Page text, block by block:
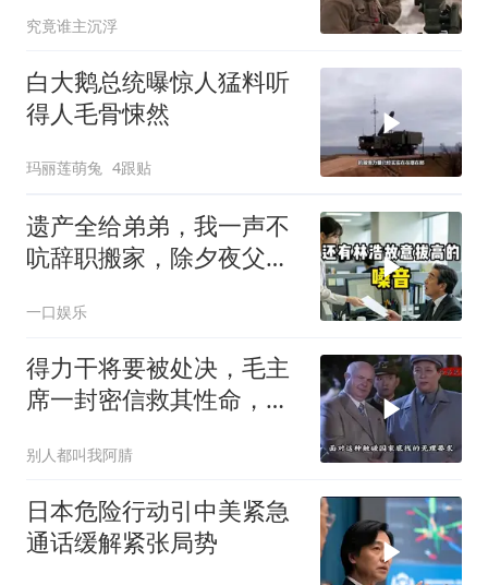
究竟谁主沉浮
白大鹅总统曝惊人猛料听
得人毛骨悚然
玛丽莲萌兔 4跟贴
遗产全给弟弟，我一声不
吭辞职搬家，除夕夜父亲
一口娱乐
得力干将要被处决，毛主
席一封密信救其性命，重
别人都叫我阿腈
日本危险行动引中美紧急
通话缓解紧张局势